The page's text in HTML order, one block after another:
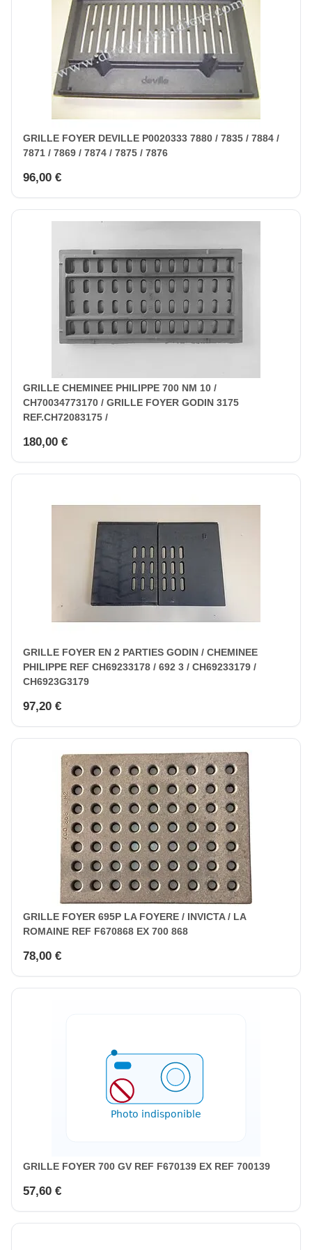
GRILLE FOYER DEVILLE P0020333 7880 / 7835 / 7884 /
7871 / 7869 / 7874 / 7875 / 7876
96,00 €
GRILLE CHEMINEE PHILIPPE 700 NM 10 /
CH70034773170 / GRILLE FOYER GODIN 3175
REF.CH72083175 /
180,00 €
GRILLE FOYER EN 2 PARTIES GODIN / CHEMINEE
PHILIPPE REF CH69233178 / 692 3 / CH69233179 /
CH6923G3179
97,20 €
GRILLE FOYER 695P LA FOYERE / INVICTA / LA
ROMAINE REF F670868 EX 700 868
78,00 €
GRILLE FOYER 700 GV REF F670139 EX REF 700139
57,60 €